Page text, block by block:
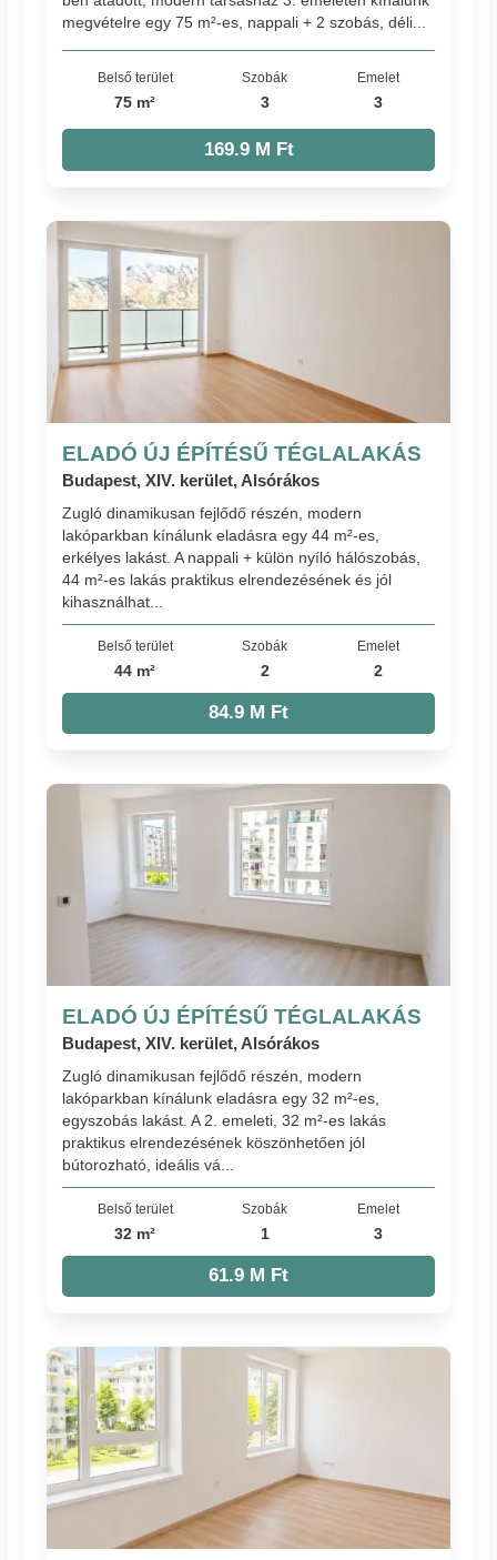
megvételre egy 75 m²-es, nappali + 2 szobás, déli...
Belső terület
75 m²
Szobák
3
Emelet
3
169.9 M Ft
ELADÓ ÚJ ÉPÍTÉSŰ TÉGLALAKÁS
Budapest, XIV. kerület, Alsórákos
Zugló dinamikusan fejlődő részén, modern
lakóparkban kínálunk eladásra egy 44 m²-es,
erkélyes lakást. A nappali + külön nyíló hálószobás,
44 m²-es lakás praktikus elrendezésének és jól
kihasználhat...
Belső terület
44 m²
Szobák
2
Emelet
2
84.9 M Ft
ELADÓ ÚJ ÉPÍTÉSŰ TÉGLALAKÁS
Budapest, XIV. kerület, Alsórákos
Zugló dinamikusan fejlődő részén, modern
lakóparkban kínálunk eladásra egy 32 m²-es,
egyszobás lakást. A 2. emeleti, 32 m²-es lakás
praktikus elrendezésének köszönhetően jól
bútorozható, ideális vá...
Belső terület
32 m²
Szobák
1
Emelet
3
61.9 M Ft